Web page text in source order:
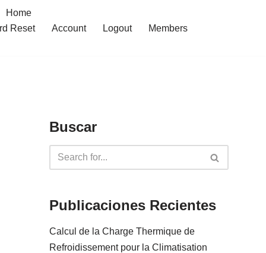
Home
Reset Account Logout
Members
Buscar
Publicaciones Recientes
Calcul de la Charge Thermique de
Refroidissement pour la Climatisation